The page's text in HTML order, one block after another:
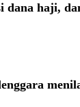
haji,